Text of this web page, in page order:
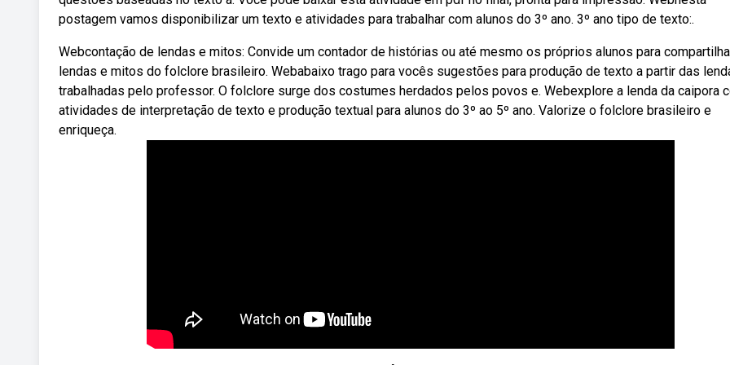
postagem vamos disponibilizar um texto e atividades para trabalhar com alunos do 3º ano. 3º ano tipo de texto:.
Webcontação de lendas e mitos: Convide um contador de histórias ou até mesmo os próprios alunos para
lendas e mitos do folclore brasileiro. Webabaixo trago para vocês sugestões para produção de texto a partir das
trabalhadas pelo professor. O folclore surge dos costumes herdados pelos povos e. Webexplore a lenda da caipora
atividades de interpretação de texto e produção textual para alunos do 3º ao 5º ano. Valorize o folclore brasileiro e
enriqueça.